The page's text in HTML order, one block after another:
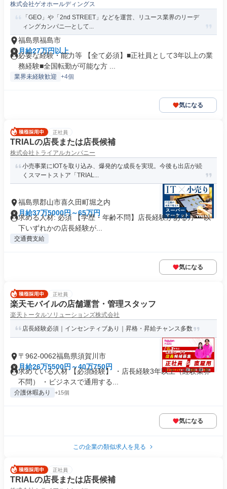
株式会社ゲオホールディングス
「GEO」や「2nd STREET」などを運営、リユース業界のリーデ
ィングカンパニ―として...
福島県福島市
月給27万円以上
必要な経験・能力等 【全て必須】■正社員として3年以上の業
務経験■全国転勤が可能な方 ...
業界未経験歓迎 +4個
気になる
正社員
TRIALの店長または店長候補
株式会社トライアルカンパニー
小売事業にIOTを取り込み、爆発的な成長を実現。今後も出店が続
くスマートストア「TRIAL...
福島県郡山市喜久田町堀之内
月給37万5000円～65万円
求める人材: 必須 【学歴・年齢不問】店長経験がある方 ～以
下いずれかの店長経験が...
交通費支給
気になる
正社員
楽天モバイルの店舗運営・管理スタッフ
楽天トータルソリューションズ株式会社
店長経験必須｜インセンティブあり｜昇格・昇給チャンス多数
〒962-0062福島県須賀川市
月給26万5500円～40万750円
求めている人材 【必須経験】 ・店長経験3年以上（経験業界
不問） ・ビジネスで通用する...
介護休暇あり +15個
気になる
この企業の類似求人を見る
正社員
TRIALの店長または店長候補